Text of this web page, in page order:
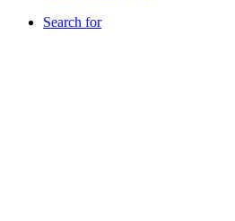
Search for